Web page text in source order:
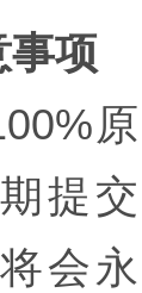
事项
原
提交
会永